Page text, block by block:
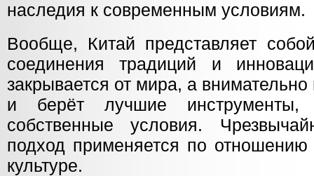
наследия к современным условиям.
Вообще, Китай представляет
соединения традиций и
закрывается от мира, а
и берёт лучшие
собственные условия.
подход применяется по
культуре.